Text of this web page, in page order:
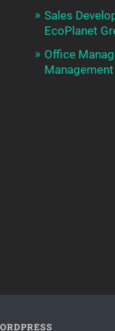
Sales
EcoPlanet
Office